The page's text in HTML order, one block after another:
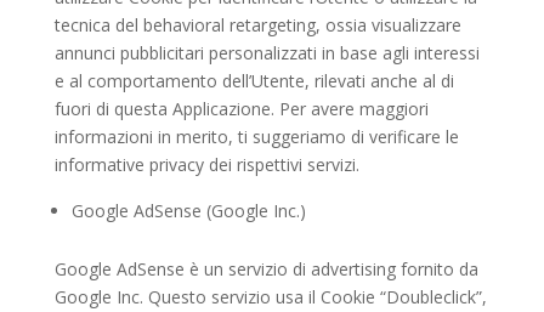
tecnica del behavioral retargeting, ossia visualizzare
annunci pubblicitari personalizzati in base agli interessi
e al comportamento dell’Utente, rilevati anche al di
fuori di questa Applicazione. Per avere maggiori
informazioni in merito, ti suggeriamo di verificare le
informative privacy dei rispettivi servizi.
Google AdSense (Google Inc.)
Google AdSense è un servizio di advertising fornito da
Google Inc. Questo servizio usa il Cookie “Doubleclick”,